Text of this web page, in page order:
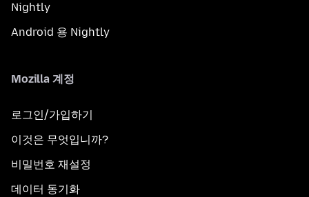
Nightly
Android 용 Nightly
Mozilla 계정
로그인/가입하기
이것은 무엇입니까?
비밀번호 재설정
데이터 동기화